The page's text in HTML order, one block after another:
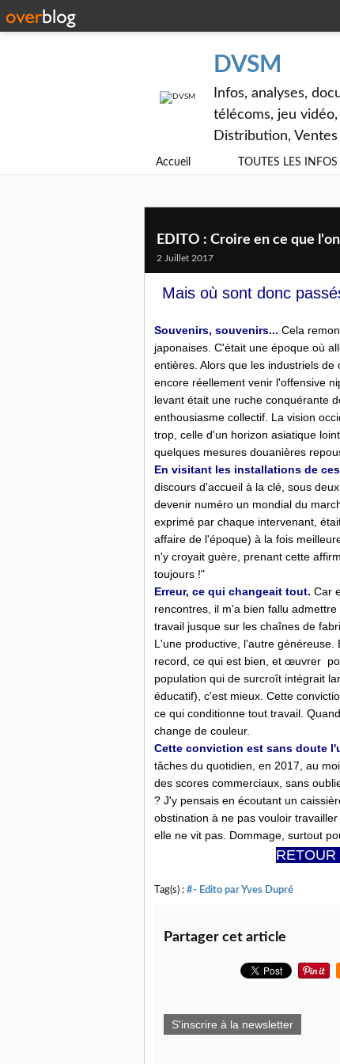
DVSM
Infos, analyses,
télécoms, jeu
Distribution,
Accueil TOUTES LES INFOS
EDITO : Croire en ce que
2 Juillet 2017
Mais où sont donc
Souvenirs, souvenirs... Cela
japonaises. C'était une époque où
entières. Alors que les industriels
encore réellement venir l'offensive
levant était une ruche conquérante
enthousiasme collectif. La vision
trop, celle d'un horizon asiatique
quelques mesures douanières
En visitant les installations de
discours d'accueil à la clé, sous
devenir numéro un mondial du
exprimé par chaque intervenant,
affaire de l'époque) à la fois
n'y croyait guère, prenant cette
toujours !"
Erreur, ce qui changeait tout. Car
rencontres, il m'a bien fallu
travail jusque sur les chaînes de
L'une productive, l'autre généreuse.
record, ce qui est bien, et œuvrer
population qui de surcroît intégrait
éducatif), c'est mieux. Cette
ce qui conditionne tout travail.
change de couleur.
Cette conviction est sans doute
tâches du quotidien, en 2017, au
des scores commerciaux, sans
? J'y pensais en écoutant un
obstination à ne pas vouloir
elle ne vit pas. Dommage, surtout
Tag(s) : #- Edito par Yves Dupré
Partager cet article
S'inscrire à la newsletter